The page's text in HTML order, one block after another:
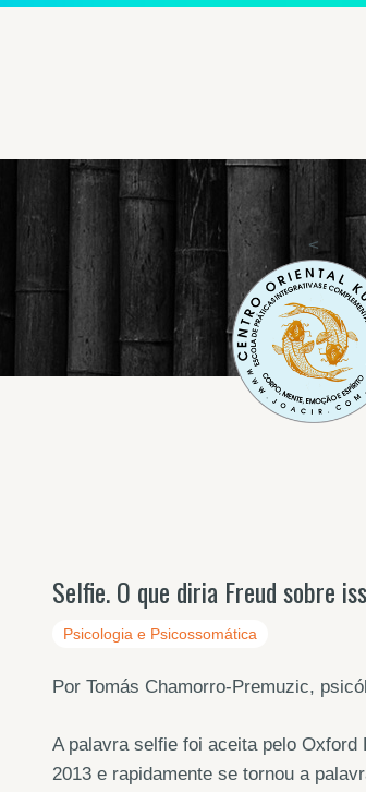
<
Selfie. O que diria Freud sobre
Psicologia e Psicossomática
Por Tomás Chamorro-Premuzic,
A palavra selfie foi aceita pelo
2013 e rapidamente se tornou a